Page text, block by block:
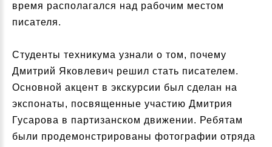
время располагался над рабочим местом
писателя.
Студенты техникума узнали о том, почему
Дмитрий Яковлевич решил стать писателем.
Основной акцент в экскурсии был сделан на
экспонаты, посвященные участию Дмитрия
Гусарова в партизанском движении. Ребятам
были продемонстрированы фотографии отряда